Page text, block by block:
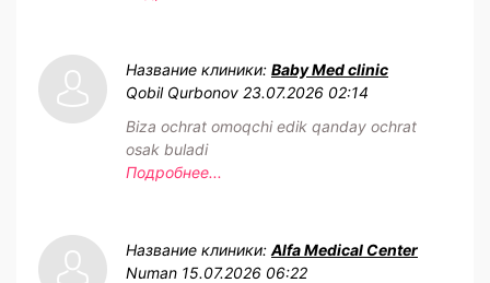
Название клиники: Baby Med clinic
Qobil Qurbonov 23.07.2026 02:14
Biza ochrat omoqchi edik qanday ochrat
osak buladi
Подробнее...
Название клиники: Alfa Medical Center
Numan 15.07.2026 06:22